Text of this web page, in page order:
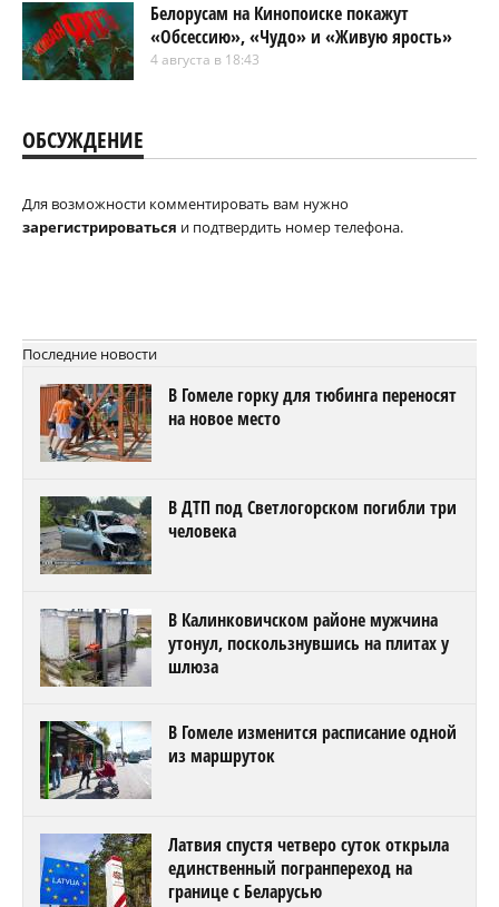
Белорусам на Кинопоиске покажут
«Обсессию», «Чудо» и «Живую ярость»
4 августа в 18:43
ОБСУЖДЕНИЕ
Для возможности комментировать вам нужно
зарегистрироваться и подтвердить номер телефона.
Последние новости
В Гомеле горку для тюбинга переносят
на новое место
В ДТП под Светлогорском погибли три
человека
В Калинковичском районе мужчина
утонул, поскользнувшись на плитах у
шлюза
В Гомеле изменится расписание одной
из маршруток
Латвия спустя четверо суток открыла
единственный погранпереход на
границе с Беларусью